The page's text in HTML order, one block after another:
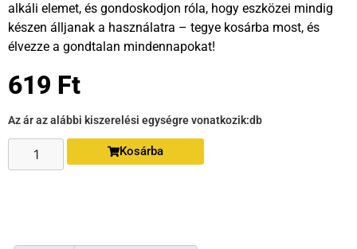
alkáli elemet, és gondoskodjon róla, hogy eszközei mindig
készen álljanak a használatra – tegye kosárba most, és
élvezze a gondtalan mindennapokat!
619 Ft
Az ár az alábbi kiszerelési egységre vonatkozik:db
Kosárba